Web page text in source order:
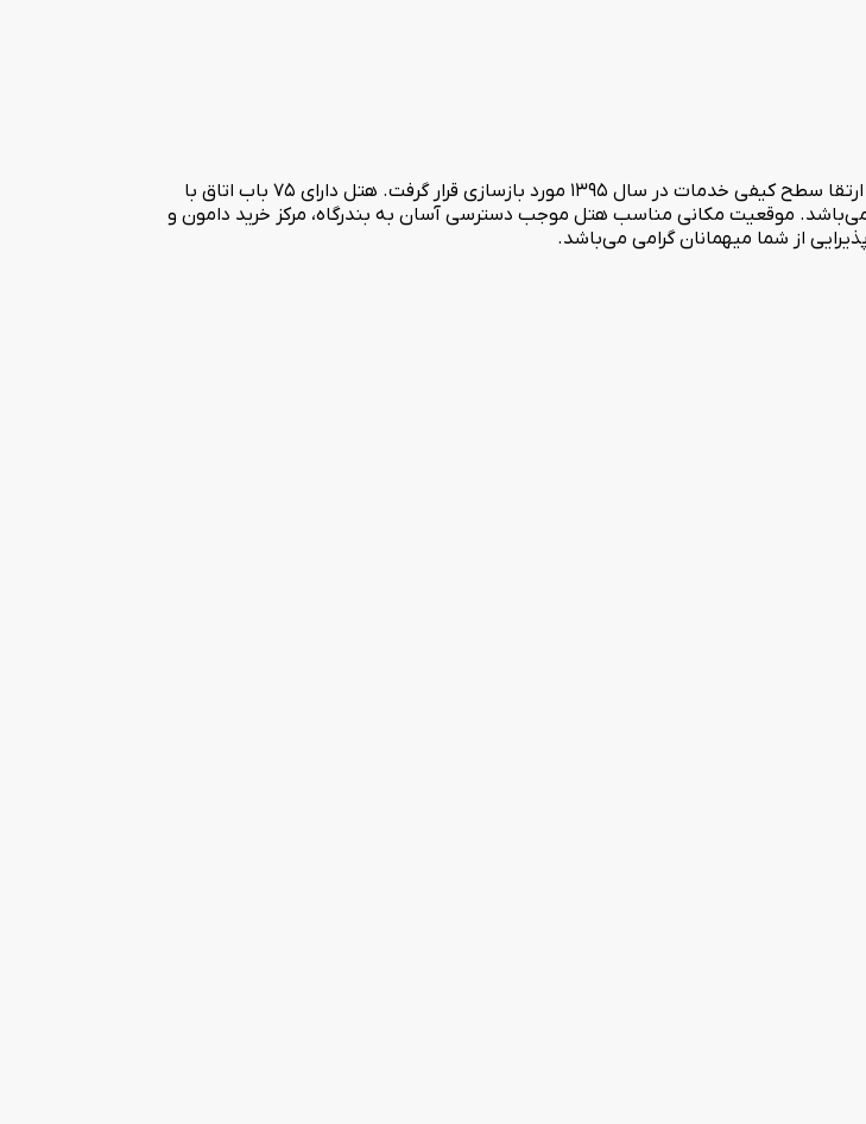
هتل سه ستاره گلدیس کیش در زمینی به مساحت 6550 متر مربع در سال 1354 افتتاح و جهت ارتقا سطح کیفی خدمات در سال 1395 مورد بازسازی قرار گرفت. هتل دارای 75 باب اتاق با
موقعیت مکانی مناسب هتل موجب دسترسی آسان به بندرگاه، مرکز خرید دامون و
از شما میهمانان گرامی می‌باشد.